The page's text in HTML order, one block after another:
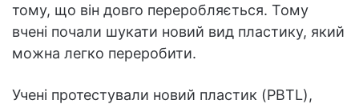
тому, що він довго переробляється. Тому
вчені почали шукати новий вид пластику, який
можна легко переробити.
Учені протестували новий пластик (PBTL),